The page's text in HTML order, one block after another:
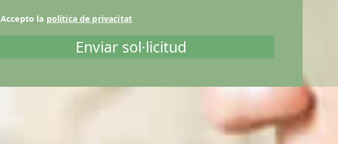
Accepto la política de privacitat